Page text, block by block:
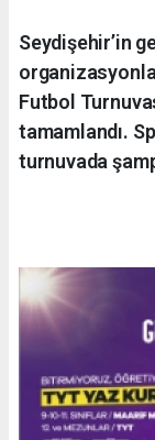
Seydişehir’in
Futbol
tamamlandı.
turnuvada